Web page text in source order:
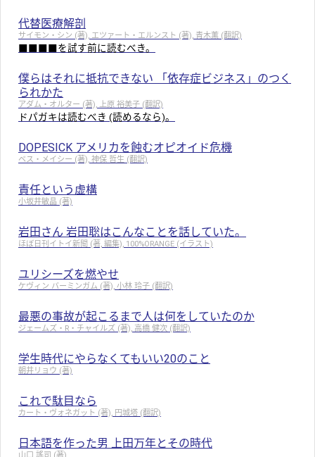
代替医療解剖
サイモン・シン (著), エツァート・エルンスト (著), 青木薫 (翻訳)
■■■■を試す前に読むべき。
僕らはそれに抵抗できない 「依存症ビジネス」のつく
られかた
アダム・オルター (著), 上原 裕美子 (翻訳)
ドパガキは読むべき (読めるなら)。
DOPESICK アメリカを蝕むオピオイド危機
ベス・メイシー (著), 神保 哲生 (翻訳)
責任という虚構
小坂井敏晶 (著)
岩田さん 岩田聡はこんなことを話していた。
ほぼ日刊イトイ新聞 (著, 編集), 100%ORANGE (イラスト)
ユリシーズを燃やせ
ケヴィン バーミンガム (著), 小林 玲子 (翻訳)
最悪の事故が起こるまで人は何をしていたのか
ジェームズ・R・チャイルズ (著), 高橋 健次 (翻訳)
学生時代にやらなくてもいい20のこと
朝井リョウ (著)
これで駄目なら
カート・ヴォネガット (著), 円城塔 (翻訳)
日本語を作った男 上田万年とその時代
山口 謠司 (著)